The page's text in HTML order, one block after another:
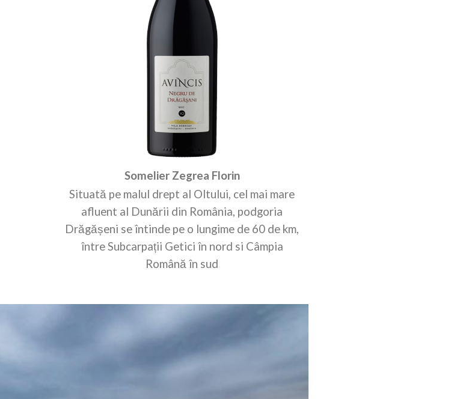
Somelier Zegrea Florin
Situată pe malul drept al Oltului, cel mai mare
afluent al Dunării din România, podgoria
Drăgășeni se întinde pe o lungime de 60 de km,
între Subcarpații Getici în nord si Câmpia
Română în sud